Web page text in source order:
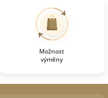
Možnost
výměny